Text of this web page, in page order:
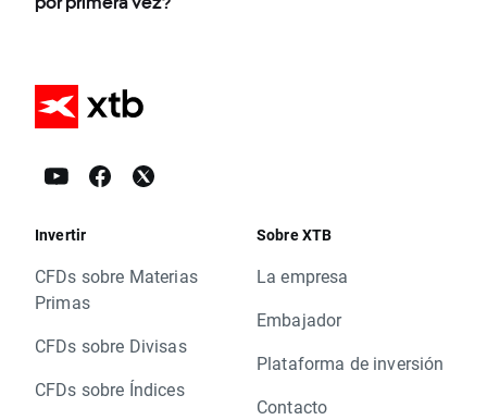
Invertir
CFDs sobre Materias
Primas
CFDs sobre Divisas
CFDs sobre Índices
Sobre XTB
La empresa
Embajador
Plataforma de inversión
Contacto